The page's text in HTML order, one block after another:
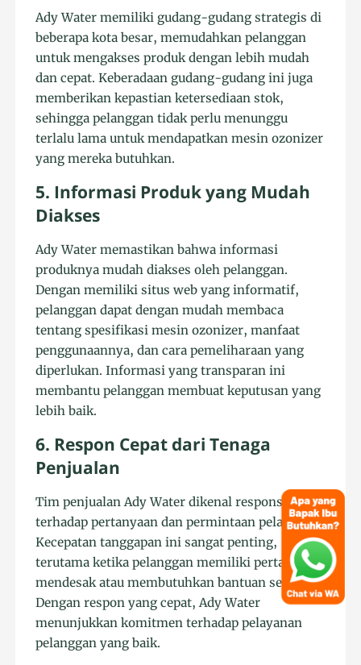
Ady Water memiliki gudang-gudang strategis di
beberapa kota besar, memudahkan pelanggan
untuk mengakses produk dengan lebih mudah
dan cepat. Keberadaan gudang-gudang ini juga
memberikan kepastian ketersediaan stok,
sehingga pelanggan tidak perlu menunggu
terlalu lama untuk mendapatkan mesin ozonizer
yang mereka butuhkan.
5. Informasi Produk yang Mudah
Diakses
Ady Water memastikan bahwa informasi
produknya mudah diakses oleh pelanggan.
Dengan memiliki situs web yang informatif,
pelanggan dapat dengan mudah membaca
tentang spesifikasi mesin ozonizer, manfaat
penggunaannya, dan cara pemeliharaan yang
diperlukan. Informasi yang transparan ini
membantu pelanggan membuat keputusan yang
lebih baik.
6. Respon Cepat dari Tenaga
Penjualan
Tim penjualan Ady Water dikenal responsif
terhadap pertanyaan dan permintaan pelanggan.
Kecepatan tanggapan ini sangat penting,
terutama ketika pelanggan memiliki pertanyaan
mendesak atau membutuhkan bantuan segera.
Dengan respon yang cepat, Ady Water
menunjukkan komitmen terhadap pelayanan
pelanggan yang baik.